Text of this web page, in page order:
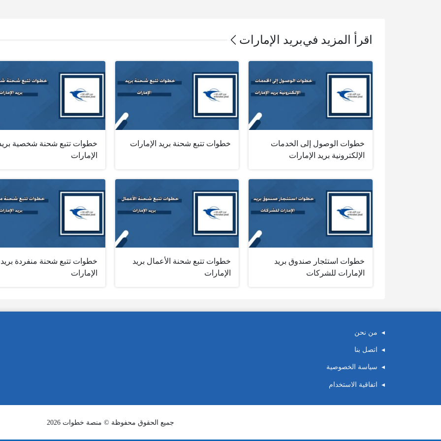
اقرأ المزيد فيبريد الإمارات
خطوات الوصول إلى الخدمات
الإلكترونية بريد الإمارات
خطوات تتبع شحنة بريد الإمارات
خطوات تتبع شحنة شخصية
الإمارات
خطوات استئجار صندوق بريد
الإمارات للشركات
خطوات تتبع شحنة الأعمال بريد
الإمارات
خطوات تتبع شحنة منفردة بريد
الإمارات
من نحن
اتصل بنا
سياسة الخصوصية
اتفاقية الاستخدام
جميع الحقوق محفوظة © منصة خطوات 2026